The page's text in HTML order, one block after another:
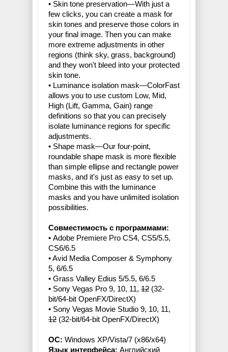
• Skin tone preservation—With just a
few clicks, you can create a mask for
skin tones and preserve those colors in
your final image. Then you can make
more extreme adjustments in other
regions (think sky, grass, background)
and they won't bleed into your protected
skin tone.
• Luminance isolation mask—ColorFast
allows you to use custom Low, Mid,
High (Lift, Gamma, Gain) range
definitions so that you can precisely
isolate luminance regions for specific
adjustments.
• Shape mask—Our four-point,
roundable shape mask is more flexible
than simple ellipse and rectangle power
masks, and it's just as easy to set up.
Combine this with the luminance
masks and you have unlimited isolation
possibilities.
Совместимость с программами:
• Adobe Premiere Pro CS4, CS5/5.5,
CS6/6.5
• Avid Media Composer & Symphony
5, 6/6.5
• Grass Valley Edius 5/5.5, 6/6.5
• Sony Vegas Pro 9, 10, 11, 12 (32-
bit/64-bit OpenFX/DirectX)
• Sony Vegas Movie Studio 9, 10, 11,
12 (32-bit/64-bit OpenFX/DirectX)
ОС: Windows XP/Vista/7 (x86/x64)
Язык интерфейса: Английский